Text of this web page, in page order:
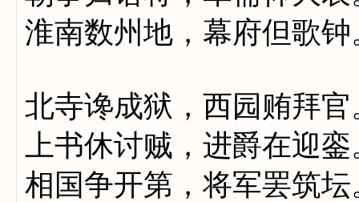
淮南数州地，幕府但歌钟
北寺谗成狱，西园贿拜官
上书休讨贼，进爵在迎銮
相国争开第，将军罢筑坛